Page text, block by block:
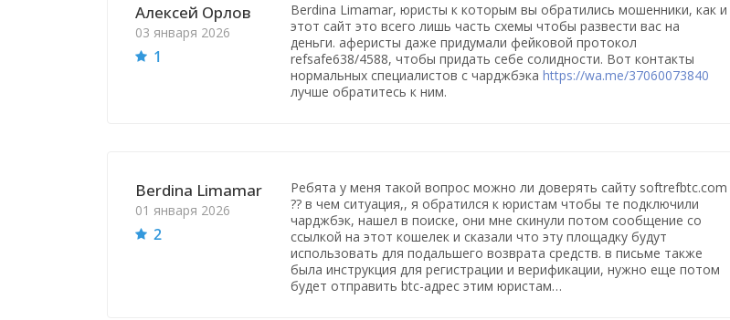
Алексей Орлов
03 января 2026
1
Berdina Limamar, юристы к которым вы обратились мошенники, как и
этот сайт это всего лишь часть схемы чтобы развести вас на
деньги. аферисты даже придумали фейковой протокол
refsafe638/4588, чтобы придать себе солидности. Вот контакты
нормальных специалистов с чарджбэка https://wa.me/37060073840
лучше обратитесь к ним.
Berdina Limamar
01 января 2026
2
Ребята у меня такой вопрос можно ли доверять сайту softrefbtc.com
?? в чем ситуация,, я обратился к юристам чтобы те подключили
чарджбэк, нашел в поиске, они мне скинули потом сообщение со
ссылкой на этот кошелек и сказали что эту площадку будут
использовать для подальшего возврата средств. в письме также
была инструкция для регистрации и верификации, нужно еще потом
будет отправить btc-адрес этим юристам…